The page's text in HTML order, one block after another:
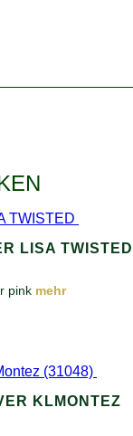
LISA TWISTED
pink mehr
KLMONTEZ